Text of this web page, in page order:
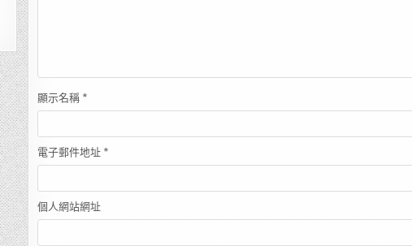
顯示名稱 *
電子郵件地址 *
個人網站網址